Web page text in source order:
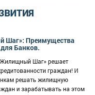
Шаг»: Преимущества
Банков.
Шаг» решает
граждан! И
решать жилищную
и зарабатывать на этом